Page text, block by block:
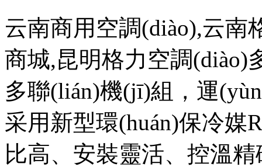
云南商用空調(diào),云南
商城,昆明格力空調
多聯(lián)機(jī)組，運
采用新型環(huán)保冷媒
比高、安裝靈活